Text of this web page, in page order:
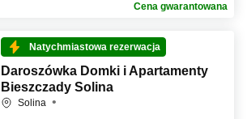
Cena gwarantowana
Natychmiastowa rezerwacja
Daroszówka Domki i Apartamenty
Bieszczady Solina
Solina